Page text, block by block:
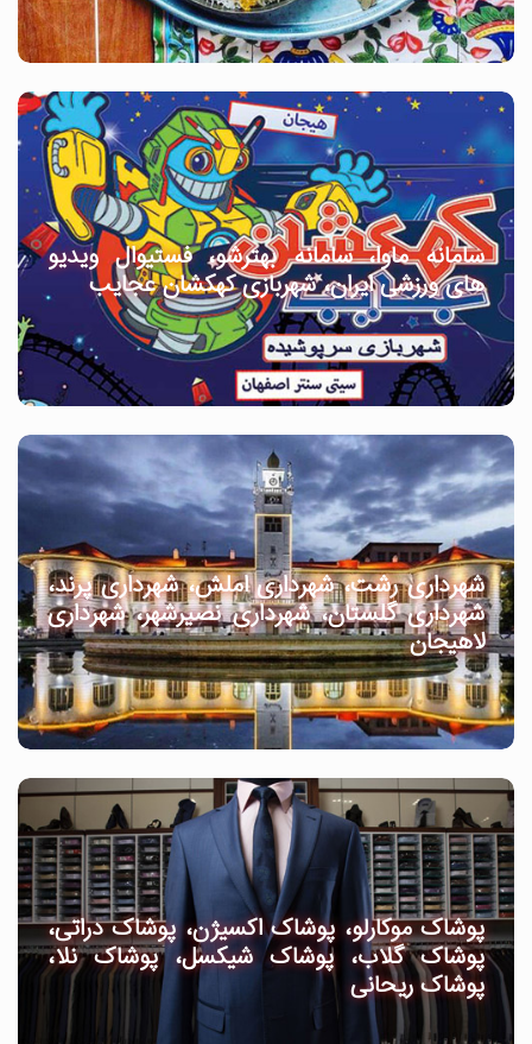
سامانه ماوا، سامانه بهترشو، فستیوال ویدیو
های ورزشی ایران، شهربازی کهکشان عجایب
شهرداری رشت، شهرداری املش، شهرداری پرند،
شهرداری گلستان، شهرداری نصیرشهر، شهرداری
لاهیجان
پوشاک موکارلو، پوشاک اکسیژن، پوشاک دراتی،
پوشاک گلاب، پوشاک شیکسل، پوشاک نلا،
پوشاک ریحانی